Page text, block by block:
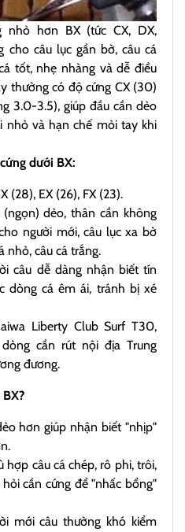
nhỏ hơn BX (tức CX, DX,
cho câu lục gần bờ, câu cá
tốt, nhẹ nhàng và dễ điều
thường có độ cứng CX (30)
3.0-3.5), giúp đầu cần dẻo
nhỏ và hạn chế mỏi tay khi
dưới BX:
(28), EX (26), FX (23).
dẻo, thân cần không
người mới, câu lục xa bờ
nhỏ, câu cá trắng.
câu dễ dàng nhận biết tín
dòng cá êm ái, tránh bị xé
Liberty Club Surf T30,
cần rút nội địa Trung
đương.
hơn giúp nhận biết "nhịp"
hợp câu cá chép, rô phi, trôi,
cần cứng để "nhấc bổng"
mới câu thường khó kiểm